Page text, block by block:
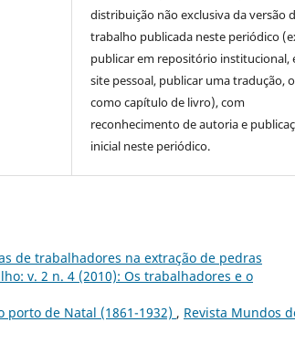
distribuição não exclusiva da versão
trabalho publicada neste periódico
publicar em repositório institucional,
site pessoal, publicar uma tradução,
como capítulo de livro), com
reconhecimento de autoria e
inicial neste periódico.
de trabalhadores na extração de pedras
v. 2 n. 4 (2010): Os trabalhadores e o
porto de Natal (1861-1932) , Revista Mundos